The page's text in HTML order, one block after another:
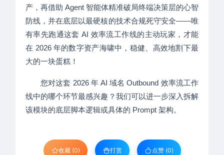
产，再借助 Agent 智能体精准破局终端决策层的心智
防线，并在底层以最硬核的技术合规死守安全——唯
有率先跑通这套 AI 效率流工作线的主动玩家，才能
在 2026 年的数字资产海啸中，稳健、高效地割下最
大的一块蛋糕！
您对这套 2026 年 AI 域名 Outbound 效率流工作
线中的哪个环节最感兴趣？我们可以进一步深入拆解
该模块的底层脚本逻辑或具体的 Prompt 架构。
收藏 (0) 打赏 点赞 (0)